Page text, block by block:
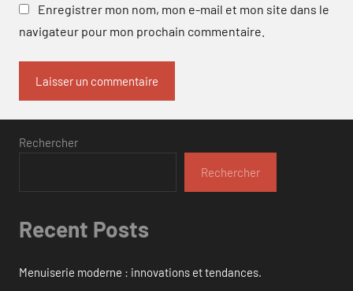
Enregistrer mon nom, mon e-mail et mon site dans le
navigateur pour mon prochain commentaire.
Rechercher
Rechercher
Recent Posts
Menuiserie moderne : innovations et tendances.